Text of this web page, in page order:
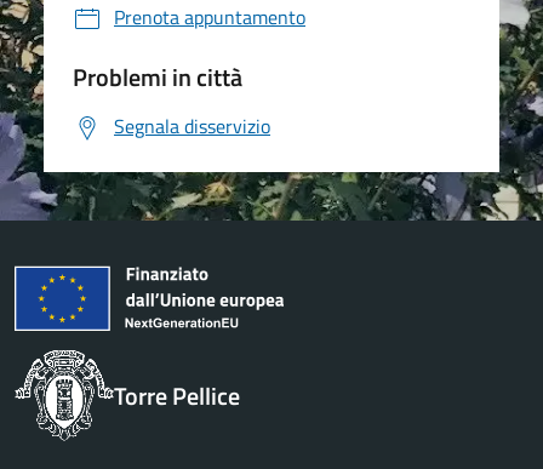
Prenota appuntamento
Problemi in città
Segnala disservizio
Torre Pellice